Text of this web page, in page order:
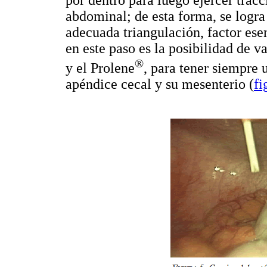
abdominal; de esta forma, se
adecuada triangulación, factor
en este paso es la posibilidad de
y el Prolene®, para tener siempre
apéndice cecal y su mesenterio (